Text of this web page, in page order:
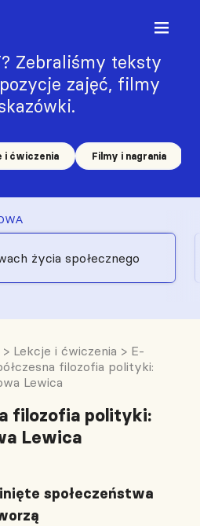
Zebraliśmy teksty
zajęć, filmy
i ćwiczenia Filmy i nagrania
życia społecznego
> Lekcje i ćwiczenia > E-
filozofia polityki:
Lewica
filozofia polityki:
Lewica
społeczeństwa